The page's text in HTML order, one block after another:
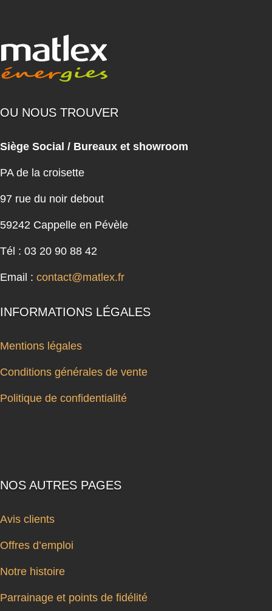
OU NOUS TROUVER
Siège Social / Bureaux et showroom
PA de la croisette
97 rue du noir debout
59242 Cappelle en Pévèle
Tél : 03 20 90 88 42
Email : contact@matlex.fr
INFORMATIONS LÉGALES
Mentions légales
Conditions générales de vente
Politique de confidentialité
NOS AUTRES PAGES
Avis clients
Offres d’emploi
Notre histoire
Parrainage et points de fidélité